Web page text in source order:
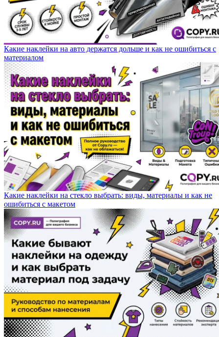
Какие наклейки на авто держатся дольше и как не ошибиться с
материалом
Какие наклейки на стекло выбрать: виды, материалы и как не
ошибиться с макетом